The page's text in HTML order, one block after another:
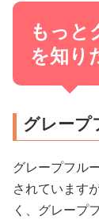
もっと
を知り
グレープ
グレープフル
されています
く、グレープ